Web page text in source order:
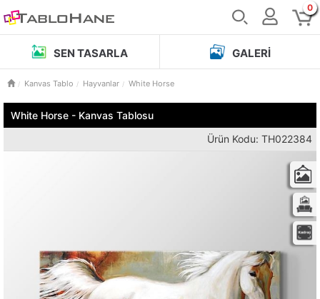
0
SEN TASARLA GALERI
Kanvas Tablo Hayvanlar White Horse
White Horse - Kanvas Tablosu
Ürün Kodu: TH022384